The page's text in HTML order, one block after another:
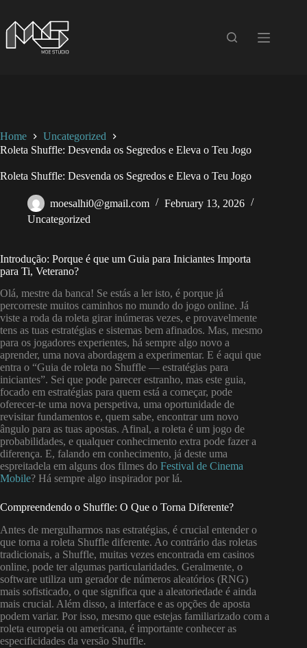
content
Home
Uncategorized
Roleta Shuffle: Desvenda os Segredos e Eleva o Teu Jogo
Roleta Shuffle: Desvenda os Segredos e Eleva o Teu Jogo
moesalhi0@gmail.com
February 13, 2026
Uncategorized
Introdução: Porque é que um Guia para Iniciantes Importa
para Ti, Veterano?
Olá, mestre da banca! Se estás a ler isto, é porque já
percorreste muitos caminhos no mundo do jogo online. Já
viste a roda da roleta girar inúmeras vezes, e provavelmente
tens as tuas estratégias e sistemas bem afinados. Mas, mesmo
para os jogadores experientes, há sempre algo novo a
aprender, uma nova abordagem a experimentar. E é aqui que
entra o “Guia de roleta no Shuffle — estratégias para
iniciantes”. Sei que pode parecer estranho, mas este guia,
focado em estratégias para quem está a começar, pode
oferecer-te uma nova perspetiva, uma oportunidade de
revisitar fundamentos e, quem sabe, encontrar um novo
ângulo para as tuas apostas. Afinal, a roleta é um jogo de
probabilidades, e qualquer conhecimento extra pode fazer a
diferença. E, falando em conhecimento, já deste uma
espreitadela em alguns dos filmes do Festival de Cinema
Mobile? Há sempre algo inspirador por lá.
Compreendendo o Shuffle: O Que o Torna Diferente?
Antes de mergulharmos nas estratégias, é crucial entender o
que torna a roleta Shuffle diferente. Ao contrário das roletas
tradicionais, a Shuffle, muitas vezes encontrada em casinos
online, pode ter algumas particularidades. Geralmente, o
software utiliza um gerador de números aleatórios (RNG)
mais sofisticado, o que significa que a aleatoriedade é ainda
mais crucial. Além disso, a interface e as opções de aposta
podem variar. Por isso, mesmo que estejas familiarizado com a
roleta europeia ou americana, é importante conhecer as
especificidades da versão Shuffle.